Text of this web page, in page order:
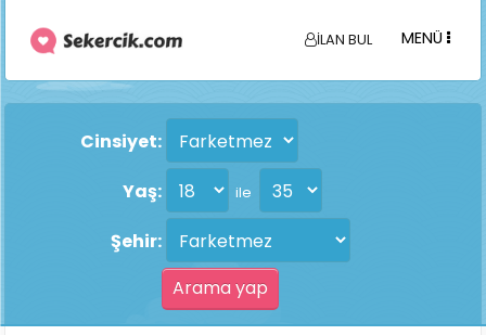
İLAN BUL MENÜ
Cinsiyet:
Yaş:
ile
Şehir: